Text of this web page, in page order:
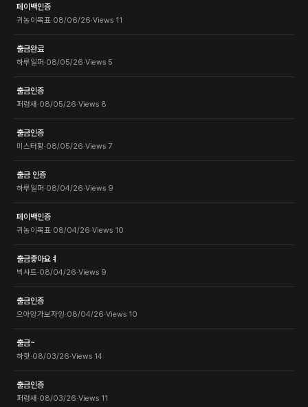
페이백인증
귀농이목표·08/06/26·Views 11
출금완료
하루일퍼·08/05/26·Views 5
출금인증
퍼렁새 ·08/05/26·Views 8
출금인증
미스터황·08/05/26·Views 7
출금 인증
하루일퍼·08/04/26·Views 9
페이백인증
귀농이목표·08/04/26·Views 10
출금좋아요ㅕ
빅샤트·08/04/26·Views 9
출금인증
으아앙가보자잉·08/04/26·Views 10
출금~
하핫·08/03/26·Views 14
출금인증
퍼렁새 ·08/03/26·Views 11